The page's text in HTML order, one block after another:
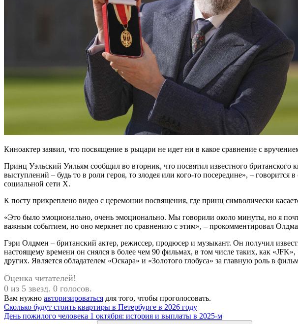
Киноактер заявил, что посвящение в рыцари не идет ни в какое сравнение с
Принц Уэльский Уильям сообщил во вторник, что посвятил известного
выступлений – будь то в роли героя, то злодея или кого-то посередине», –
социальной сети X.
К посту прикреплено видео с церемонии посвящения, где принц символически
«Это было эмоционально, очень эмоционально. Мы говорили около минуты, но я
важным событием, но оно меркнет по сравнению с этим», – прокомментировал
Гэри Олдмен – британский актер, режиссер, продюсер и музыкант. Он получил
настоящему времени он снялся в более чем 90 фильмах, в том числе таких, как
других. Является обладателем «Оскара» и «Золотого глобуса» за главную роль в
Оценка читателей!
0 из 5 звезд. 0 голосов.
Вам нужно авторизироваться для того, чтобы проголосовать.
Навигация
Предыдущая
запись:
Сколько будут стоить квартиры в Петербурге в 2026 году
Следующая
День пожилого человека 1 октября: история и выплаты в 2025-м